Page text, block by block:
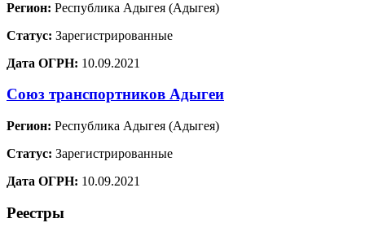
Регион: Республика Адыгея (Адыгея)
Статус: Зарегистрированные
Дата ОГРН: 10.09.2021
Союз транспортников Адыгеи
Регион: Республика Адыгея (Адыгея)
Статус: Зарегистрированные
Дата ОГРН: 10.09.2021
Реестры